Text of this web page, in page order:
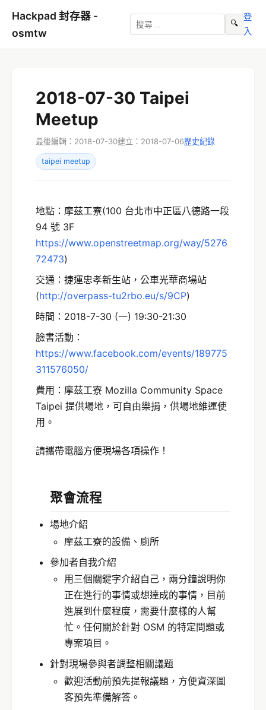
Hackpad 封存器 -
osmtw
🔍
登
入
2018-07-30 Taipei
Meetup
最後編輯：2018-07-30建立：2018-07-06歷史紀錄
taipei meetup
地點：摩茲工寮(100 台北市中正區八德路一段
94 號 3F
https://www.openstreetmap.org/way/5276
72473)
交通：捷運忠孝新生站，公車光華商場站
(http://overpass-tu2rbo.eu/s/9CP)
時間：2018-7-30 (一) 19:30-21:30
臉書活動：
https://www.facebook.com/events/189775
311576050/
費用：摩茲工寮 Mozilla Community Space
Taipei 提供場地，可自由樂捐，供場地維運使
用。
請攜帶電腦方便現場各項操作！
聚會流程
場地介紹
摩茲工寮的設備、廁所
參加者自我介紹
用三個關鍵字介紹自己，兩分鐘說明你
正在進行的事情或想達成的事情，目前
進展到什麼程度，需要什麼樣的人幫
忙。任何關於針對 OSM 的特定問題或
專案項目。
針對現場參與者調整相關議題
歡迎活動前預先提報議題，方便資深圖
客預先準備解答。